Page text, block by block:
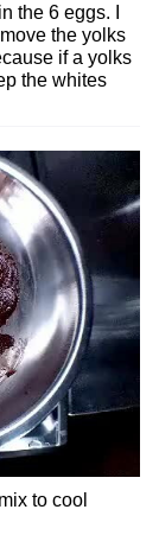
the 6 eggs. I
the yolks
if a yolks
the whites
to cool